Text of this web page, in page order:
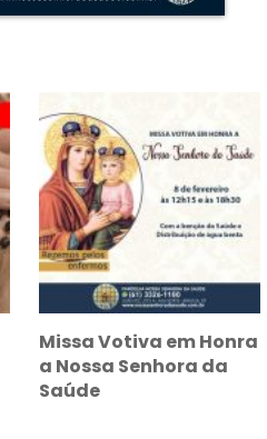
Missa Votiva em Honra
a Nossa Senhora da
Saúde